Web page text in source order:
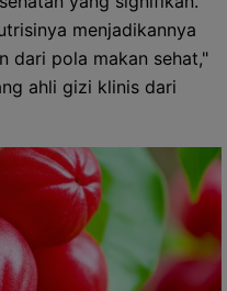
menjadikannya
dari pola makan sehat,"
ahli gizi klinis dari